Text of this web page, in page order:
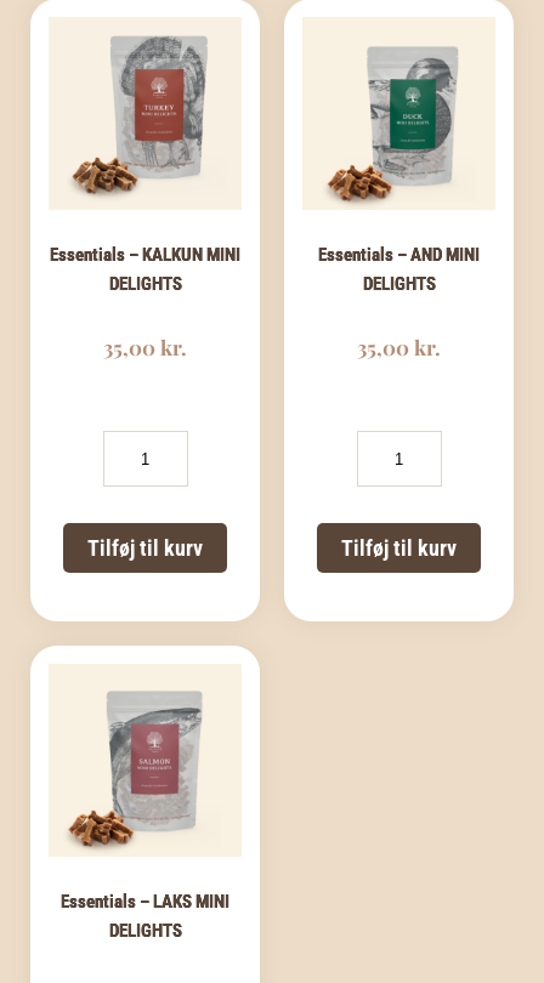
Essentials – KALKUN MINI
DELIGHTS
35,00kr.
KALKUN
DELIGHTS
antal
Tilføj til kurv
Essentials – AND MINI
DELIGHTS
35,00kr.
AND
DELIGHTS
antal
Tilføj til kurv
Essentials – LAKS MINI
DELIGHTS